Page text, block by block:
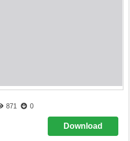
871 0
Download